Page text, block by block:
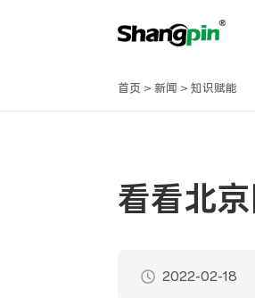
首页 > 新闻 > 知识赋能
看看北
2022-02-18